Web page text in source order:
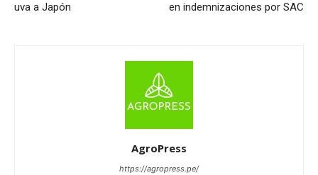
uva a Japón
en indemnizaciones por SAC
AgroPress
https://agropress.pe/